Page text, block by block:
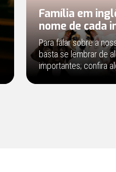
Família em
nome de cada
Para falar sobre a
basta se lembrar de
importantes; confira